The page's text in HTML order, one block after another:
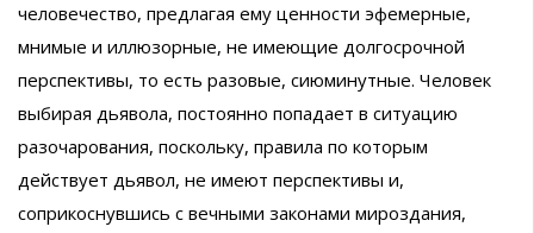
человечество, предлагая ему ценности эфемерные,
мнимые и иллюзорные, не имеющие долгосрочной
перспективы, то есть разовые, сиюминутные. Человек
выбирая дьявола, постоянно попадает в ситуацию
разочарования, поскольку, правила по которым
действует дьявол, не имеют перспективы и,
соприкоснувшись с вечными законами мироздания,